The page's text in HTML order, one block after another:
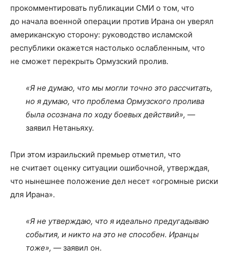
прокомментировать публикации СМИ о том, что
до начала военной операции против Ирана он уверял
американскую сторону: руководство исламской
республики окажется настолько ослабленным, что
не сможет перекрыть Ормузский пролив.
«Я не думаю, что мы могли точно это рассчитать,
но я думаю, что проблема Ормузского пролива
была осознана по ходу боевых действий», —
заявил Нетаньяху.
При этом израильский премьер отметил, что
не считает оценку ситуации ошибочной, утверждая,
что нынешнее положение дел несет «огромные риски
для Ирана».
«Я не утверждаю, что я идеально предугадываю
события, и никто на это не способен. Иранцы
тоже», — заявил он.